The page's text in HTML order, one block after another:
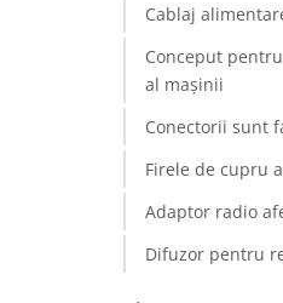
Rame adaptoare Iveco
Rame adaptoare Smart
Rame adaptoare Land Rover
Rame adaptoare Ssangyong
Rame adaptoare Hummer
Camere marșarier auto
Cablaj
Conceput
al mașinii
Conectorii sunt
Firele de cupru
Adaptor radio
Difuzor pentru